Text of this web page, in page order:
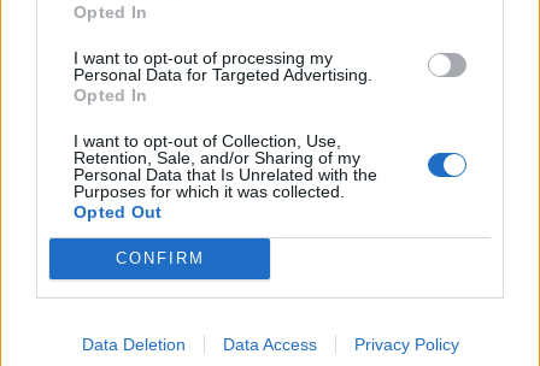
Opted In
I want to opt-out of processing my
Personal Data for Targeted Advertising.
Opted In
I want to opt-out of Collection, Use,
Retention, Sale, and/or Sharing of my
Personal Data that Is Unrelated with the
Purposes for which it was collected.
Opted Out
CONFIRM
Data Deletion Data Access Privacy Policy
Ukrajnának. Cameron brit külügyminiszter nem az ukrán
hanem amiatt, vajon képesek lesznek-e...
KEDVES OLVASÓNK!
A keresett cikk a portfolio.hu hírarchívumához
tartozik, melynek olvasása előfizetéses
regisztrációhoz kötött.
Az előfizetés a következőket tartalmazza:
Kötéslisták: BÉT elmúlt 2 év napon belüli